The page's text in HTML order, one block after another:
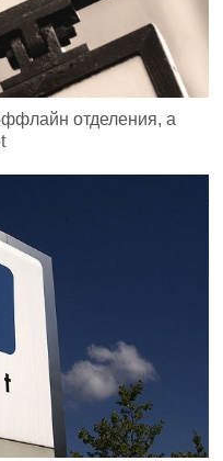
отделения, а